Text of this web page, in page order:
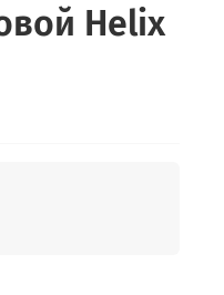
Helix